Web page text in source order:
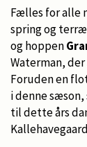
Fælles for alle
spring og
og hoppen
Waterman, der
Foruden en
i denne
til dette års